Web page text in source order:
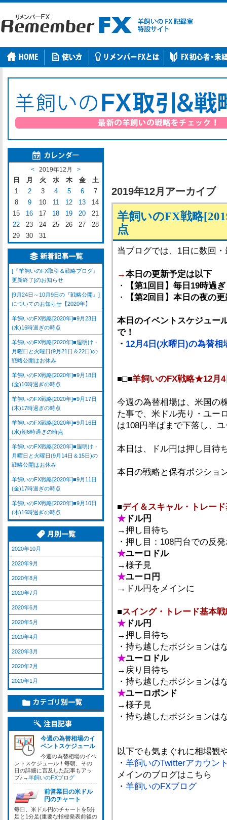
2019年12月アーカイブ
羊飼いのFX戦略
点
当ブログでは、1日に数回
→本日の更新予定は以下
・
【第1回目】毎日19時過
・
【第2回目】本日の夜の
本日のイベントスケジュー
で！
・ 12月4日(水曜日)の為替
■□■羊飼いのFX戦略★12月
今週の為替相場は、米国の
た事で、米ドル売り・ユー
は108円半ばまで下落し、
本日は、ドル円は押し目待
本日の戦略と保有ポジショ
■デイ＆スキャル・トレー
★ ドル円
→押し目待ち
・押し目：108円台での反
★ユーロドル
→様子見
★ユーロ円
→ドル円をメインに
■スイング・トレード基本
★ ドル円
→押し目待ち
・持ち越したポジションは
★ユーロドル
→戻り目待ち
・持ち越したポジションは
★ユーロポンド
→様子見
・持ち越したポジションは
以下でも気まぐれに相場観
・ 羊飼いのTwitterアカウン
メインのブログはこちら
・ 羊飼いのFXブログ
< 2019年12月 >
日 月 火 水 木 金
土
1
2 3 4 5 6
7
8
9 10 11 12 13
14
15
16 17 18 19 20
21
22
23 24 25 26 27
28
29
30 31
[『羊飼いのFX取引＆戦略ブログ』
更新終了]のお知らせ
[9月24日～10月9日の『戦略公開』]
についてのお知らせ【2020年】
羊飼いのFX戦略[2020年]■9月23日
(水)16時過ぎの時点
羊飼いのFX戦略[2020年]■週明け・
月曜日と火曜日(9月21日＆22日)の
戦略公開はお休み
羊飼いのFX戦略[2020年]■9月18日
(金)10時過ぎの時点
羊飼いのFX戦略[2020年]■9月17日
(木)17時過ぎの時点
羊飼いのFX戦略[2020年]■9月16日
(水)朝6時過ぎの時点
羊飼いのFX戦略[2020年]■週明け・
月曜日と火曜日(9月14日＆15日)の
戦略公開はお休み
羊飼いのFX戦略[2020年]■9月11日
(金)17時過ぎの時点
羊飼いのFX戦略[2020年]■9月10日
(木)16時過ぎの時点
2020年10月
2020年9月
2020年8月
2020年7月
2020年6月
2020年5月
2020年4月
2020年3月
2020年2月
2020年1月
今週の為替相場のイ
ベントスケジュール
今週の為替相場のイベ
ントスケジュール！毎朝、その
日の詳細に言及した記事もアッ
プ♪→羊飼いのFXブログ
前営業日の米ドル
円のチャート
毎日、米ドル円のチャートを5分
足と1分足(重要な指標発表前後の